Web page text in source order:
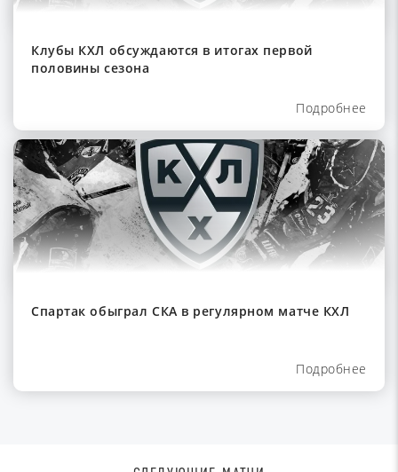
Клубы КХЛ обсуждаются в итогах первой
половины сезона
Подробнее
Спартак обыграл СКА в регулярном матче КХЛ
Подробнее